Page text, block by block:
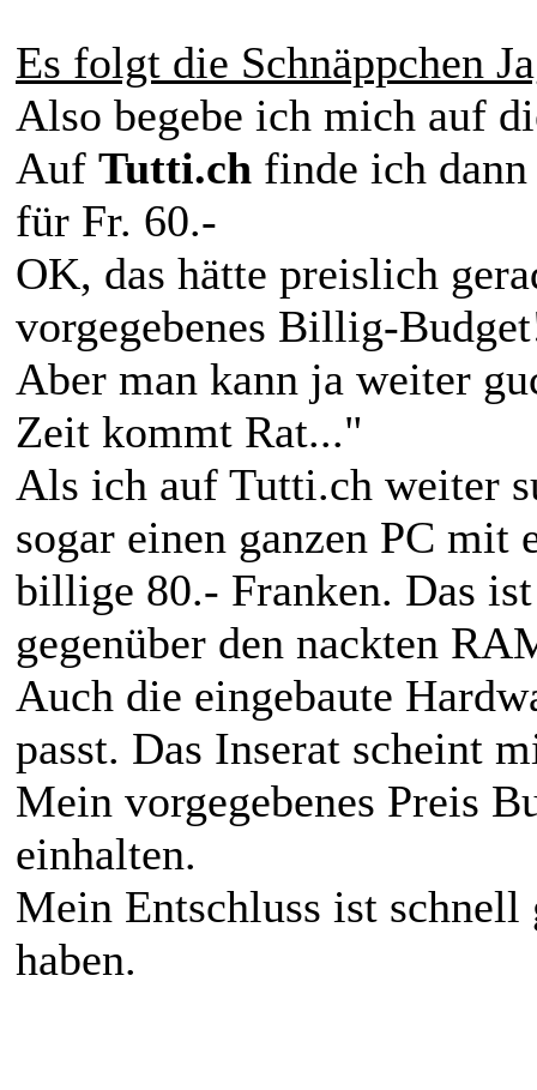
Es folgt die Schnäppchen
Also begebe ich mich auf
Auf Tutti.ch finde ich
für Fr. 60.-
OK, das hätte preislich
vorgegebenes Billig-
Aber man kann ja weiter
Zeit kommt Rat..."
Als ich auf Tutti.ch weiter
sogar einen ganzen PC
billige 80.- Franken. Das
gegenüber den nackten
Auch die eingebaute
passt. Das Inserat scheint
Mein vorgegebenes Preis
einhalten.
Mein Entschluss ist schnell
haben.